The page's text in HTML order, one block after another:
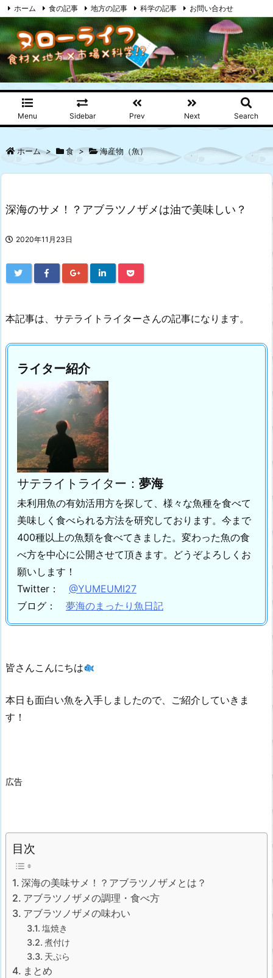
Menu Sidebar Prev Next Search
ホーム 食の記事 地方の記事 科学の記事
お問い合わせ
プライバシーポリシー
RSS Feedly
ホーム > 食 > 海産物（魚）
深海のサメ！？アブラツノザメは油で美味しい？
2020年11月23日
本記事は、サテライトライターさんの記事になります。
ライター紹介
サテライトライター： 夢海
未利用魚の有効活用方を探して、様々な魚種を食べて
美味しく食べられる方法を研究しております。 今まで
400種以上の魚類を食べてきました。 変わった魚の食
べ方を中心に公開させて頂きます。 どうぞよろしくお
願いします！
Twitter： @YUMEUMI27
ブログ： 夢海のまったり魚日記
皆さんこんにちは
本日も面白い魚を入手しましたので、ご紹介していきま
す！
広告
目次
深海の美味サメ！？アブラツノザメとは？
アブラツノザメの調理・食べ方
アブラツノザメの味わい
塩焼き
煮付け
天ぷら
まとめ